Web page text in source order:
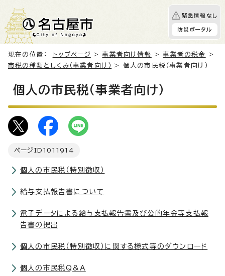
緊急情報なし
防災ポータル
現在の位置： トップページ >事業者向け情報 >事業者の税金
>
市税の種類としくみ（事業者向け）
> 個人の市民税（事業者向け）
個人の市民税（事業者向け）
ページID 1011914
個人の市民税（特別徴収）
給与支払報告書について
電子データによる給与支払報告書及び公的年金等支払報
告書の提出
個人の市民税（特別徴収）に関する様式等のダウンロード
個人の市民税Q&A